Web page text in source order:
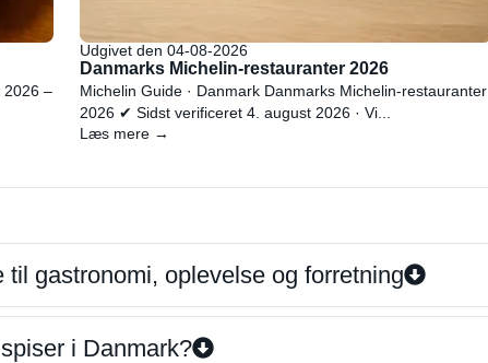
2026 –
Udgivet den 04-08-2026
Danmarks Michelin-restauranter 2026
Michelin Guide · Danmark Danmarks Michelin-restauranter
2026 ✔ Sidst verificeret 4. august 2026 · Vi...
Læs mere →
gastronomi, oplevelse og forretning
i Danmark?